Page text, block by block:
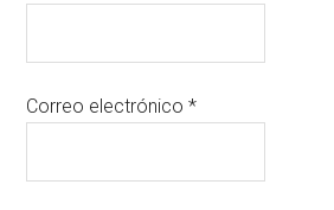
Correo electrónico*